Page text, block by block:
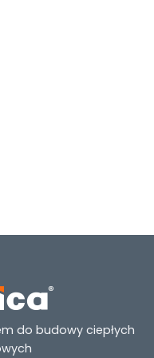
do budowy ciepłych